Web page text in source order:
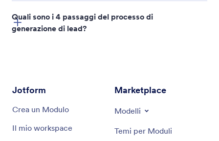
Quali sono i 4 passaggi del processo di
generazione di lead?
Creare contenuti coinvolgenti
Aumentare il traffico su tutti i canali
Convertire i visitatori in potenziali clienti
Jotform
Crea un Modulo
Il mio workspace
Marketplace
Modelli
Temi per Moduli